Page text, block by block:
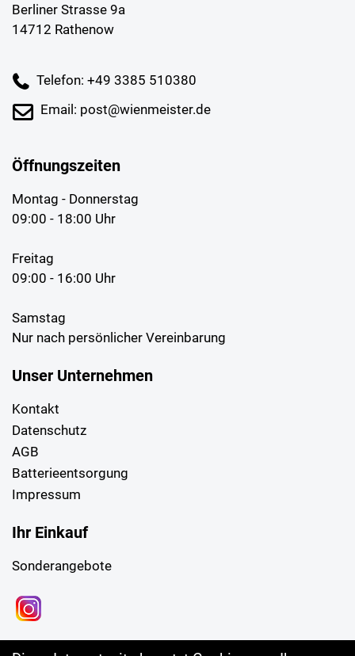
Berliner Strasse 9a
14712 Rathenow
Telefon: +49 3385 510380
Email: post@wienmeister.de
Öffnungszeiten
Montag - Donnerstag
09:00 - 18:00 Uhr
Freitag
09:00 - 16:00 Uhr
Samstag
Nur nach persönlicher Vereinbarung
Unser Unternehmen
Kontakt
Datenschutz
AGB
Batterieentsorgung
Impressum
Ihr Einkauf
Sonderangebote